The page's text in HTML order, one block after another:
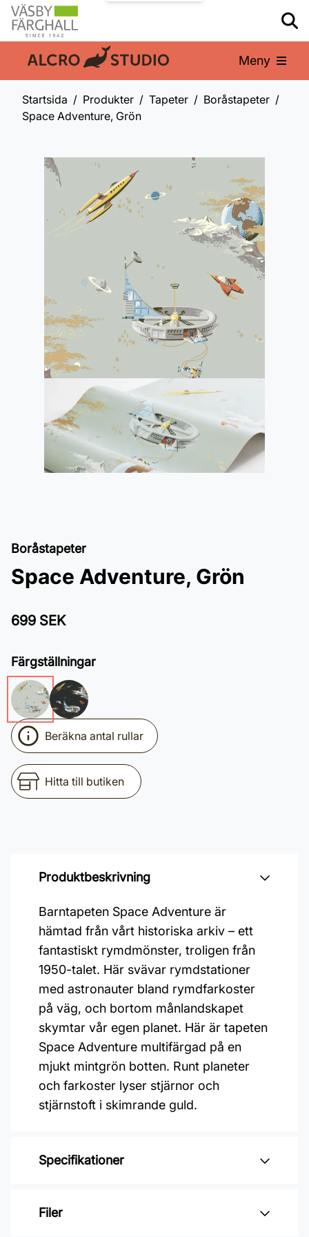
En del av: Meny
Startsida Produkter Tapeter
Boråstapeter
Space Adventure, Grön
Boråstapeter
Space Adventure, Grön
699 SEK
Färgställningar
Beräkna antal rullar
Hitta till butiken
Produktbeskrivning
Barntapeten Space Adventure är
hämtad från vårt historiska arkiv – ett
fantastiskt rymdmönster, troligen från
1950-talet. Här svävar rymdstationer
med astronauter bland rymdfarkoster
på väg, och bortom månlandskapet
skymtar vår egen planet. Här är tapeten
Space Adventure multifärgad på en
mjukt mintgrön botten. Runt planeter
och farkoster lyser stjärnor och
stjärnstoft i skimrande guld.
Specifikationer
Varumärke: Boråstapeter
Filer